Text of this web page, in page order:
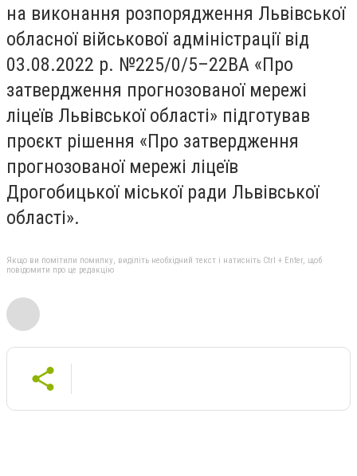
на виконання розпорядження Львівської
обласної військової адміністрації від
03.08.2022 р. №225/0/5–22ВА «Про
затвердження прогнозованої мережі
ліцеїв Львівської області» підготував
проєкт рішення «Про затвердження
прогнозованої мережі ліцеїв
Дрогобицької міської ради Львівської
області».
Якщо ви помітили помилку, виділіть необхідний текст і натисніть Ctrl + Enter, щоб
повідомити про це редакцію